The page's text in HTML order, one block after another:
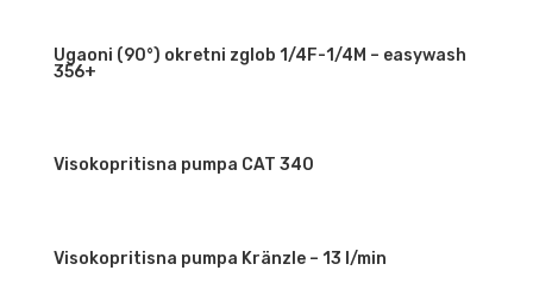
Ugaoni (90°) okretni zglob 1/4F-1/4M – easywash
356+
Visokopritisna pumpa CAT 340
Visokopritisna pumpa Kränzle – 13 l/min